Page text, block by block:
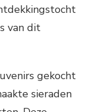
van dit
gekocht
sieraden